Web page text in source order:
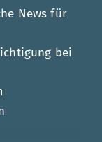
News für
bei